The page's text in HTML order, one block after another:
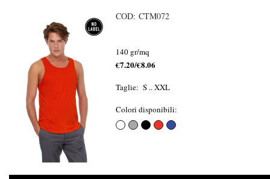
COD: CTM072
140 gr/mq
€7.20/€8.06
Taglie: S .. XXL
Colori disponibili: